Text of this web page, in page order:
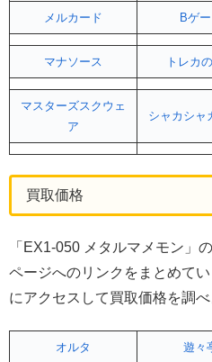
メルカード Bゲー
マナソース トレカ
マスターズスクウェ
ア
シャカシャ
買取価格
「EX1-050 メタルマメモン」
ページへのリンクをまとめて
にアクセスして買取価格を調べ
オルタ 遊々